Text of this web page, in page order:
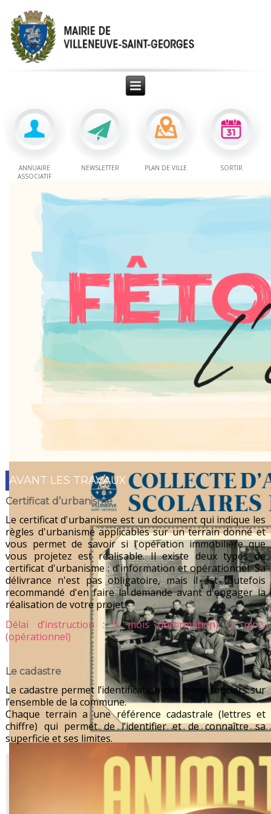
ANNUAIRE
ASSOCIATIF
NEWSLETTER PLAN DE VILLE SORTIR
Du 10 juillet au 29 août 2026
AVANT LES TRAVAUX
Certificat d’urbanisme
Le certificat d'urbanisme est un document qui indique les
règles d'urbanisme applicables sur un terrain donné et
vous permet de savoir si l'opération immobilière que
vous projetez est réalisable. Il existe deux types de
certificat d'urbanisme : d'information et opérationnel. Sa
délivrance n'est pas obligatoire, mais il est toutefois
recommandé d'en faire la demande avant d'engager la
réalisation de votre projet.
Délai d’instruction : 1 mois (information), 2 mois
(opérationnel)
Le cadastre
Le cadastre permet l’identification des biens fonciers sur
l’ensemble de la commune.
Chaque terrain a une référence cadastrale (lettres et
chiffre) qui permet de l’identifier et de connaître sa
superficie et ses limites.
Le service urbanisme ne délivre pas de copie
du plan cadastral
Pour cela, vous pouvez vous adresser au